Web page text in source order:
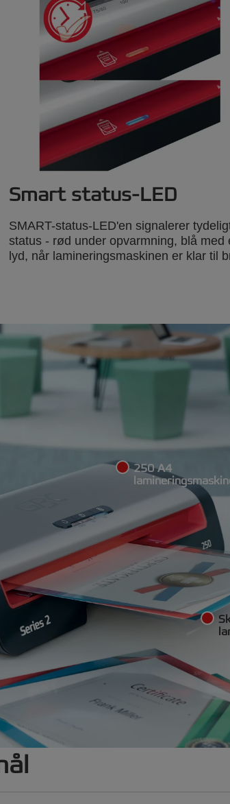
Smart status-LED
SMART-status-LED'en signalerer
status - rød under opvarmning, blå med
lyd, når lamineringsmaskinen er klar til
250 A4